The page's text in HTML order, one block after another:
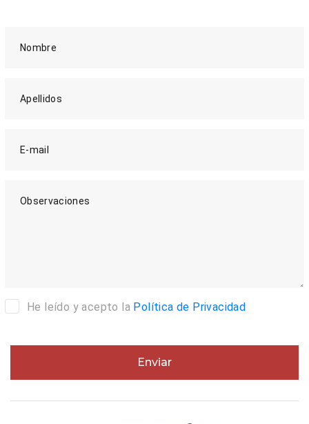
Nombre
Apellidos
E-mail
Observaciones
He leído y acepto la Política de Privacidad
Enviar